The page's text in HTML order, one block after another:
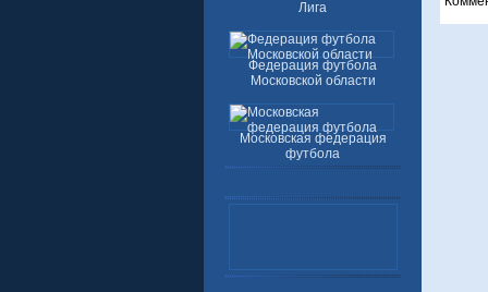
Лига
Федерация футбола
Московской области
Московская федерация
футбола